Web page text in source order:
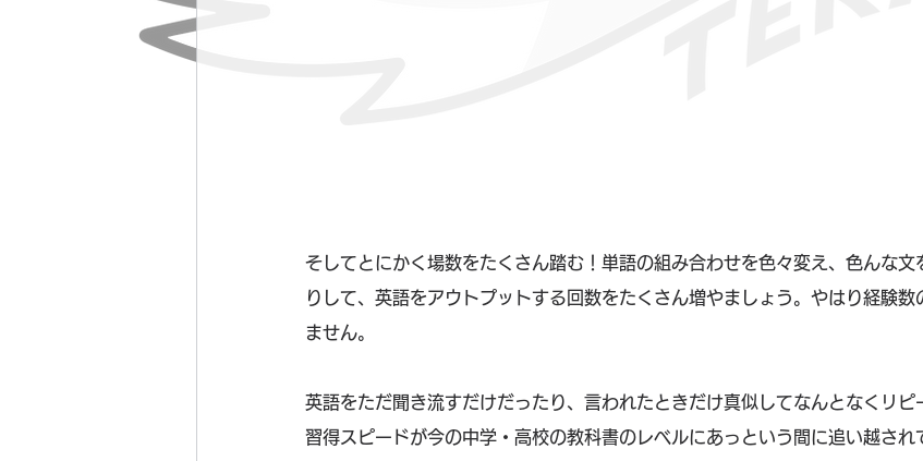
そしてとにかく場数をたくさん踏む！単語の組み合わせを色々変え、色んな文
りして、英語をアウトプットする回数をたくさん増やましょう。やはり経験数
ません。
英語をただ聞き流すだけだったり、言われたときだけ真似してなんとなくリピ
習得スピードが今の中学・高校の教科書のレベルにあっという間に追い越され